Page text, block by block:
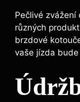
Pečlivé zvážení
různých
brzdové
vaše jízda